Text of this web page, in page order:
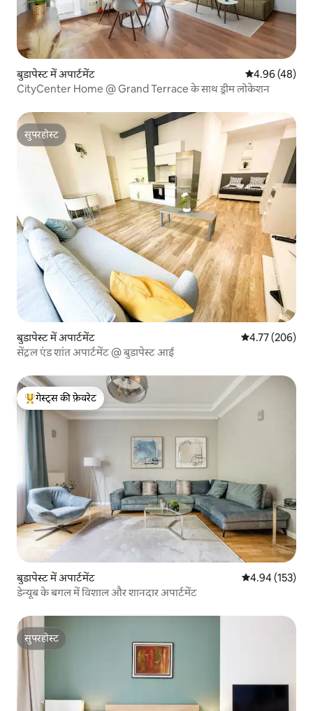
बुडापेस्ट में अपार्टमेंट औसत रेटिंग 5 में
4.96 (48)
CityCenter Home @ Grand Terrace के साथ ड्रीम लोकेशन
सुपरहोस्ट
सुपरहोस्ट
बुडापेस्ट में अपार्टमेंट औसत रेटिंग 5 में से
4.77 (206)
सेंट्रल एंड शांत अपार्टमेंट @ बुडापेस्ट आई
गेस्ट्स का टॉप फ़ेवरेट
गेस्ट्स की फ़ेवरेट
बुडापेस्ट में अपार्टमेंट औसत रेटिंग 5 में से
4.94 (153)
डेन्यूब के बगल में विशाल और शानदार अपार्टमेंट
सुपरहोस्ट
सुपरहोस्ट